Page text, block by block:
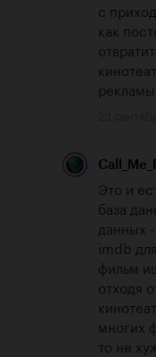
с
как
Это и
база
данных
imdb
фильм
отходя
многих
то не